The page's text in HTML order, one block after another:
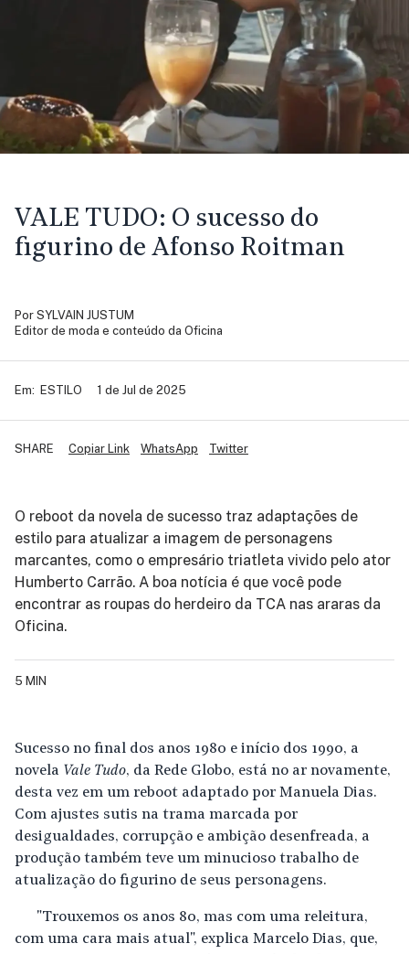
VALE TUDO: O sucesso do
figurino de Afonso Roitman
Por SYLVAIN JUSTUM
Editor de moda e conteúdo da Oficina
Em: ESTILO 1 de Jul de 2025
Copiar Link WhatsApp Twitter
SHARE
O reboot da novela de sucesso traz adaptações de
estilo para atualizar a imagem de personagens
marcantes, como o empresário triatleta vivido pelo ator
Humberto Carrão. A boa notícia é que você pode
encontrar as roupas do herdeiro da TCA nas araras da
Oficina.
5 MIN
Sucesso no final dos anos 1980 e início dos 1990, a
novela Vale Tudo, da Rede Globo, está no ar novamente,
desta vez em um reboot adaptado por Manuela Dias.
Com ajustes sutis na trama marcada por
desigualdades, corrupção e ambição desenfreada, a
produção também teve um minucioso trabalho de
atualização do figurino de seus personagens.
"Trouxemos os anos 80, mas com uma releitura,
com uma cara mais atual", explica Marcelo Dias, que,